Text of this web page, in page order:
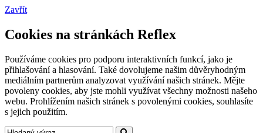
Zavřít
Cookies na stránkách Reflex
Používáme cookies pro podporu interaktivních funkcí, jako je
přihlašování a hlasování. Také dovolujeme našim důvěryhodným
mediálním partnerům analyzovat využívání našich stránek. Mějte
povoleny cookies, aby jste mohli využívat všechny možnosti našeho
webu. Prohlížením našich stránek s povolenými cookies, souhlasíte
s jejich použitím.